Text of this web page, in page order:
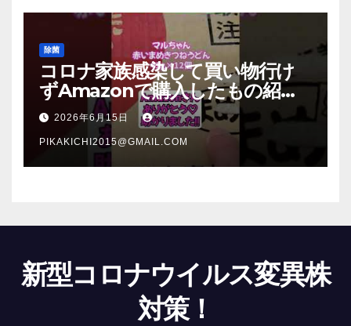
除菌
コロナ家族感染して買い物行け
ずAmazonで購入したもの紹
介 #Shorts
2026年6月15日
PIKAKICHI2015@GMAIL.COM
新型コロナウイルス変異株
対策！